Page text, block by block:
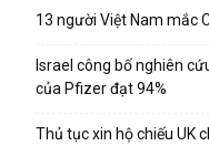
13 người Việt Nam mắc
Israel công bố nghiên
của Pfizer đạt 94%
Thủ tục xin hộ chiếu UK